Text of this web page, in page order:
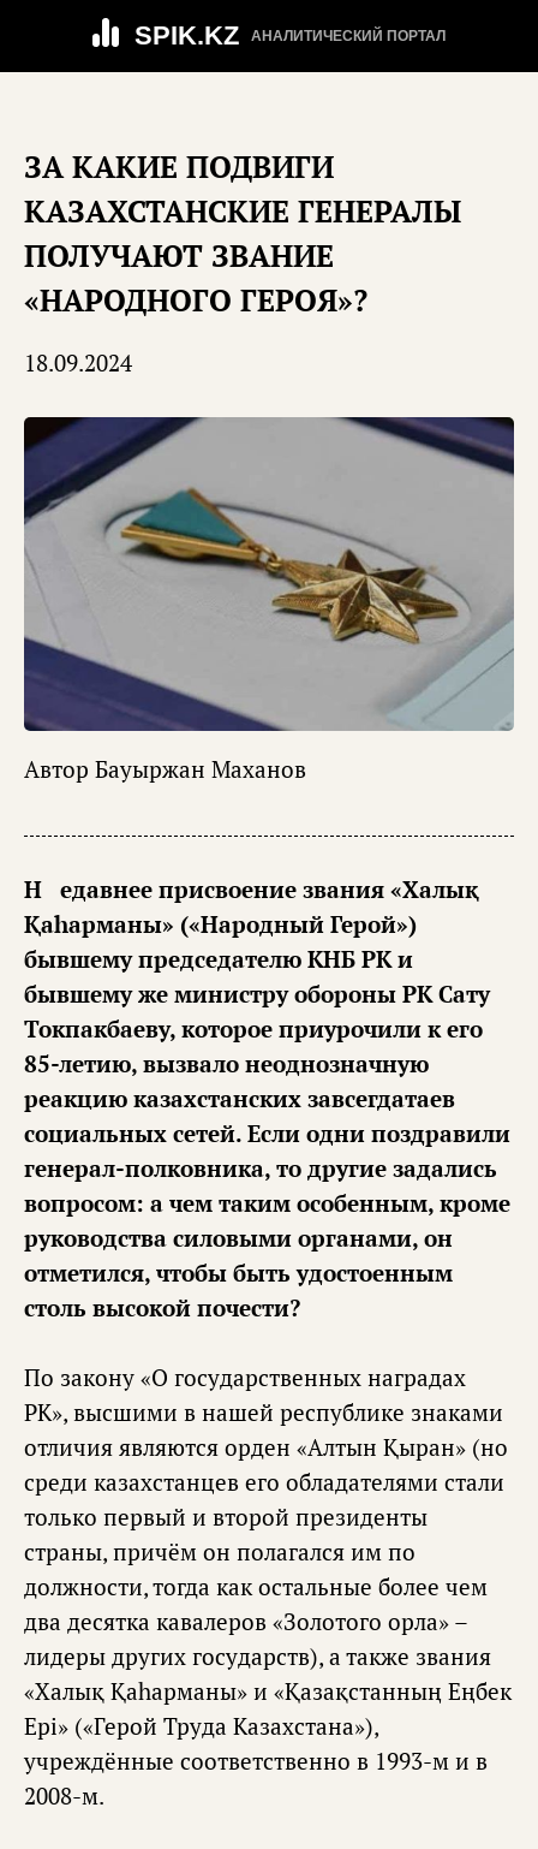
SPIK.KZ АНАЛИТИЧЕСКИЙ ПОРТАЛ
ЗА КАКИЕ ПОДВИГИ
КАЗАХСТАНСКИЕ ГЕНЕРАЛЫ
ПОЛУЧАЮТ ЗВАНИЕ
«НАРОДНОГО ГЕРОЯ»?
18.09.2024
Автор Бауыржан Маханов
Недавнее присвоение звания «Халық
Қаһарманы» («Народный Герой»)
бывшему председателю КНБ РК и
бывшему же министру обороны РК Сату
Токпакбаеву, которое приурочили к его
85-летию, вызвало неоднозначную
реакцию казахстанских завсегдатаев
социальных сетей. Если одни поздравили
генерал-полковника, то другие задались
вопросом: а чем таким особенным, кроме
руководства силовыми органами, он
отметился, чтобы быть удостоенным
столь высокой почести?
По закону «О государственных наградах
РК», высшими в нашей республике знаками
отличия являются орден «Алтын Қыран» (но
среди казахстанцев его обладателями стали
только первый и второй президенты
страны, причём он полагался им по
должности, тогда как остальные более чем
два десятка кавалеров «Золотого орла» –
лидеры других государств), а также звания
«Халық Қаһарманы» и «Қазақстанның Еңбек
Epi» («Герой Труда Казахстана»),
учреждённые соответственно в 1993-м и в
2008-м.